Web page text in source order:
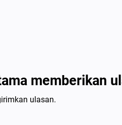
memberikan
ulasan.